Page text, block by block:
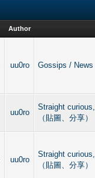
Author
uu0ro Gossips /
uu0ro
Straight
（貼圖、分享）
uu0ro
Straight
（貼圖、分享）